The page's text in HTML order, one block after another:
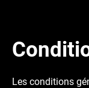
Les conditions